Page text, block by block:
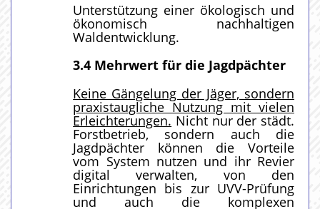
Unterstützung einer ökologisch und
ökonomisch nachhaltigen
Waldentwicklung.
3.4 Mehrwert für die Jagdpächter
Keine Gängelung der Jäger, sondern
praxistaugliche Nutzung mit vielen
Erleichterungen. Nicht nur der städt.
Forstbetrieb, sondern auch die
Jagdpächter können die Vorteile
vom System nutzen und ihr Revier
digital verwalten, von den
Einrichtungen bis zur UVV-Prüfung
und auch die komplexen